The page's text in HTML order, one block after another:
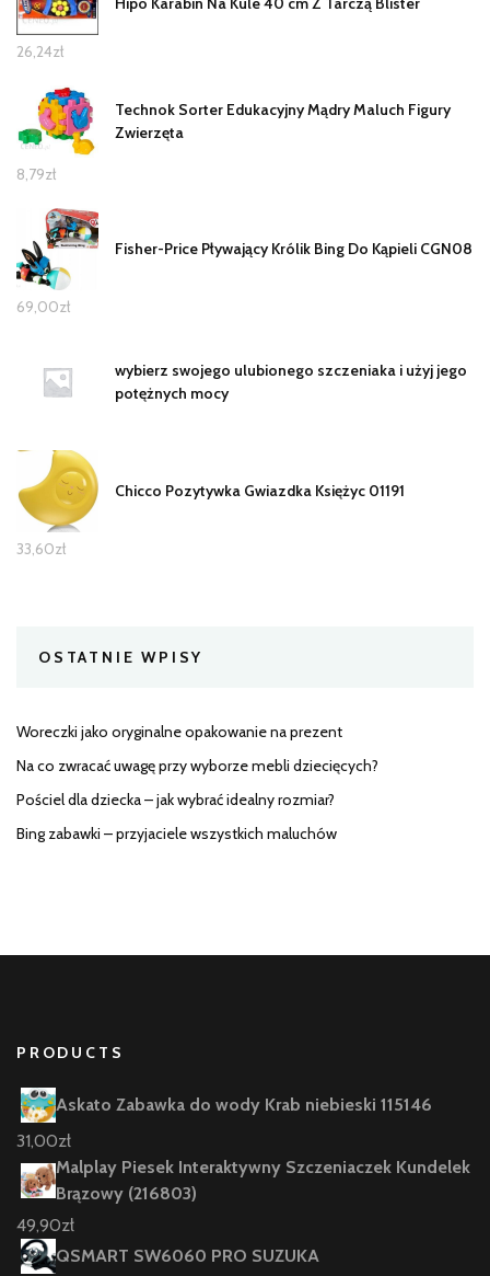
26,24zł
Technok Sorter Edukacyjny Mądry Maluch Figury
Zwierzęta
8,79zł
Fisher-Price Pływający Królik Bing Do Kąpieli CGN08
69,00zł
wybierz swojego ulubionego szczeniaka i użyj jego
potężnych mocy
Chicco Pozytywka Gwiazdka Księżyc 01191
33,60zł
OSTATNIE WPISY
Woreczki jako oryginalne opakowanie na prezent
Na co zwracać uwagę przy wyborze mebli dziecięcych?
Pościel dla dziecka – jak wybrać idealny rozmiar?
Bing zabawki – przyjaciele wszystkich maluchów
PRODUCTS
Askato Zabawka do wody Krab niebieski 115146
31,00zł
Malplay Piesek Interaktywny Szczeniaczek Kundelek
Brązowy (216803)
49,90zł
QSMART SW6060 PRO SUZUKA